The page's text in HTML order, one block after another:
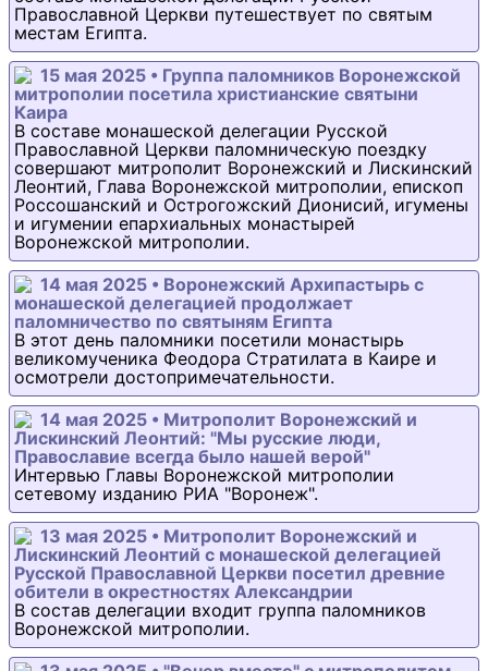
Православной Церкви путешествует по святым
местам Египта.
15 мая 2025 • Группа паломников Воронежской
митрополии посетила христианские святыни
Каира
В составе монашеской делегации Русской
Православной Церкви паломническую поездку
совершают митрополит Воронежский и Лискинский
Леонтий, Глава Воронежской митрополии, епископ
Россошанский и Острогожский Дионисий, игумены
и игумении епархиальных монастырей
Воронежской митрополии.
14 мая 2025 • Воронежский Архипастырь с
монашеской делегацией продолжает
паломничество по святыням Египта
В этот день паломники посетили монастырь
великомученика Феодора Стратилата в Каире и
осмотрели достопримечательности.
14 мая 2025 • Митрополит Воронежский и
Лискинский Леонтий: "Мы русские люди,
Православие всегда было нашей верой"
Интервью Главы Воронежской митрополии
сетевому изданию РИА "Воронеж".
13 мая 2025 • Митрополит Воронежский и
Лискинский Леонтий с монашеской делегацией
Русской Православной Церкви посетил древние
обители в окрестностях Александрии
В состав делегации входит группа паломников
Воронежской митрополии.